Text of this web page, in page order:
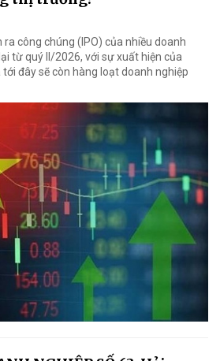
công chúng (IPO) của nhiều doanh
từ quý II/2026, với sự xuất hiện của
tới đây sẽ còn hàng loạt doanh nghiệp